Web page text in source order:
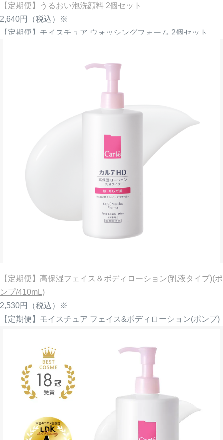
【定期便】うるおい泡洗顔料 2個セット
2,640円
（税込）※
【定期便】モイスチュア ウォッシングフォーム 2個セット
【定期便】高保湿フェイス＆ボディローション(乳液タイプ)(ポ
ンプ/410mL)
2,530円
（税込）※
【定期便】モイスチュア フェイス&ボディローション(ポンプ)